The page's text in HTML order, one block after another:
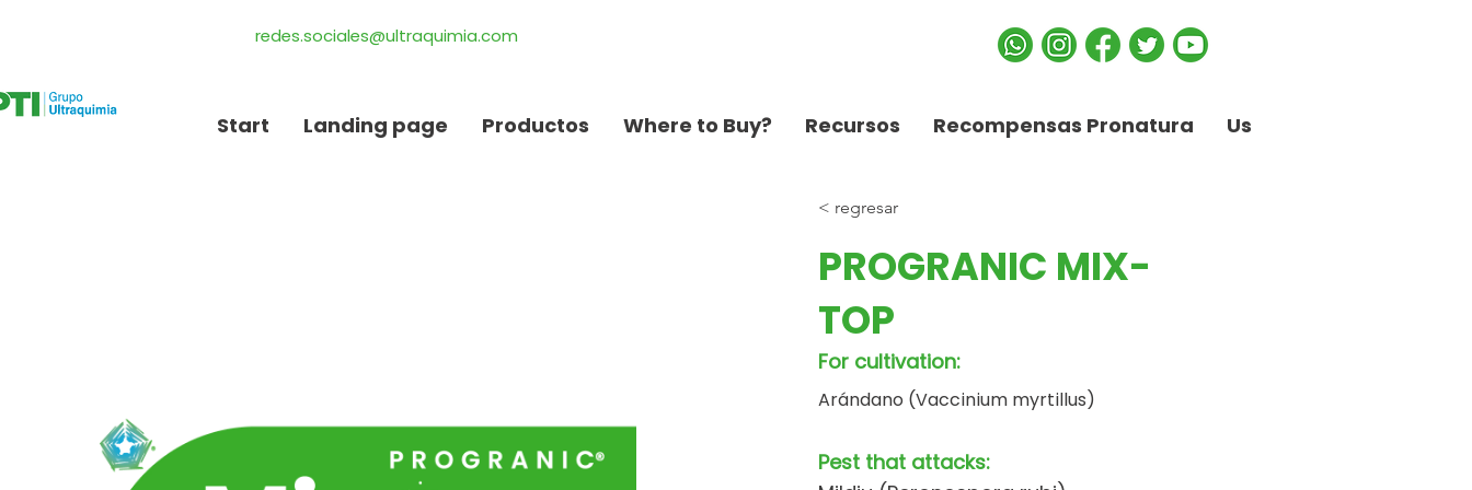
redes.sociales@ultraquimia.com
Start Landing page Productos Where to Buy? Recursos Recompensas Pronatura Us
< regresar
PROGRANIC MIX-
TOP
For cultivation:
Arándano (Vaccinium myrtillus)
Pest that attacks: